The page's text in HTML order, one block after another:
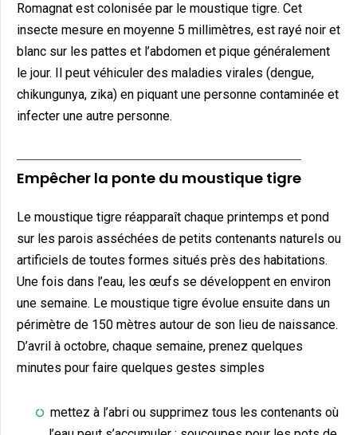
Romagnat est colonisée par le moustique tigre. Cet
insecte mesure en moyenne 5 millimètres, est rayé noir et
blanc sur les pattes et l’abdomen et pique généralement
le jour. Il peut véhiculer des maladies virales (dengue,
chikungunya, zika) en piquant une personne contaminée et
infecter une autre personne.
Empêcher la ponte du moustique tigre
Le moustique tigre réapparaît chaque printemps et pond
sur les parois asséchées de petits contenants naturels ou
artificiels de toutes formes situés près des habitations.
Une fois dans l’eau, les œufs se développent en environ
une semaine. Le moustique tigre évolue ensuite dans un
périmètre de 150 mètres autour de son lieu de naissance.
D’avril à octobre, chaque semaine, prenez quelques
minutes pour faire quelques gestes simples
mettez à l’abri ou supprimez tous les contenants où